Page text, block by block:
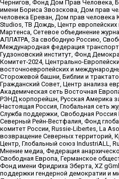
Чернигов, Фонд Дом Прав Человека,
имени Бориса Звозскова, Дом прав
человека Ереван, Дом прав человека
Studios, ТВ Дождь, Центр
Мартенса, Сетевое объединение
АЛЛАТРА, За свободную Россию,
Международная федерация
Гудзоновский институт, Фонд
Комитет-2024, Центрально-
восточноевропейских и
Сторожевой башни, Библии и
Гражданский Совет, Центр анализа
Академическая сеть Восточная
РЭНД корпорейшн, Русская Америка
Настоящая Россия, Глобальная сеть
Служба поддержки, Свободная
Северный Рейн-Вестфалия, Фонд
комитет России, Russie-Libertes, La
возвращение Северных территорий,
Центр, Глобальный союз IndustriALL,
Мнение медиа, Федерация
Свободная Европа, Германское
Фонд имени Фридриха Эберта, XZ
поддержки гендерной демократии и